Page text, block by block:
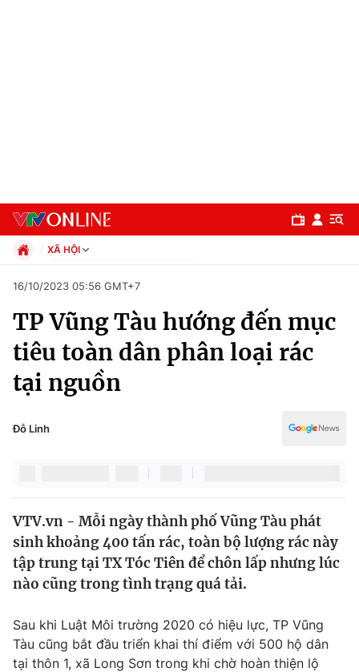
Chuyên mục
Chính trị
Thế giới
Tin tức
Câu chuyện quốc tế
Tài chính
Thị trường
Dữ liệu và đời sống
XÃ HỘI
Xã hội
Pháp luật
Thể thao
Truyền hình
Văn hóa - Giải trí
16/10/2023 05:56 GMT+7
TP Vũng Tàu hướng đến mục
tiêu toàn dân phân loại rác
tại nguồn
Đỗ Linh
VTV.vn - Mỗi ngày thành phố Vũng Tàu phát
sinh khoảng 400 tấn rác, toàn bộ lượng rác này
tập trung tại TX Tóc Tiên để chôn lấp nhưng lúc
nào cũng trong tình trạng quá tải.
Sau khi Luật Môi trường 2020 có hiệu lực, TP Vũng
Tàu cũng bắt đầu triển khai thí điểm với 500 hộ dân
tại thôn 1, xã Long Sơn trong khi chờ hoàn thiện lộ